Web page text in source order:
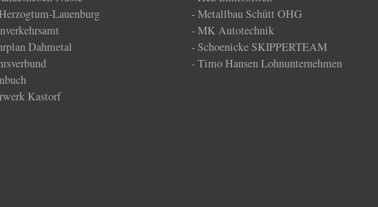
Lauenburg
Dahmetal
Kastorf
-Metallbau Schütt OHG
-MK Autotechnik
- Schoenicke SKIPPERTEAM
-Timo Hansen Lohnunternehmen